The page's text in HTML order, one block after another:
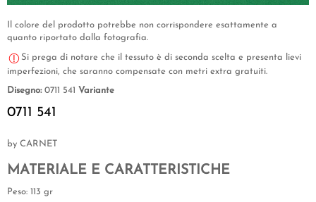
Il colore del prodotto potrebbe non corrispondere esattamente a
quanto riportato dalla fotografia.
Si prega di notare che il tessuto è di seconda scelta e presenta lievi
imperfezioni, che saranno compensate con metri extra gratuiti.
Disegno: 0711 541 Variante
0711 541
by CARNET
MATERIALE E CARATTERISTICHE
Peso: 113 gr